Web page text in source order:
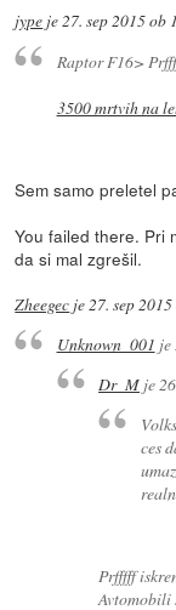
jype je27. sep 2015 ob
Raptor F16>
3500 mrtvih na
Sem samo preletel
You failed there. Pri
da si mal zgrešil.
Zheegec je27. sep
Unknown_001 je
Dr_M je
ces
Prfffff
Avtomobili